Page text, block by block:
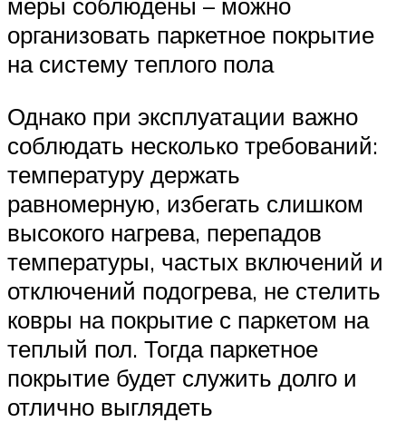
меры соблюдены – можно
организовать паркетное покрытие
на систему теплого пола
Однако при эксплуатации важно
соблюдать несколько требований:
температуру держать
равномерную, избегать слишком
высокого нагрева, перепадов
температуры, частых включений и
отключений подогрева, не стелить
ковры на покрытие с паркетом на
теплый пол. Тогда паркетное
покрытие будет служить долго и
отлично выглядеть